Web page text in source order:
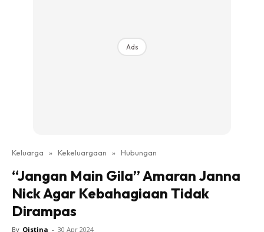
Ads
Keluarga » Kekeluargaan » Hubungan
“Jangan Main Gila” Amaran Janna
Nick Agar Kebahagiaan Tidak
Dirampas
By Qistina - 30 Apr 2024